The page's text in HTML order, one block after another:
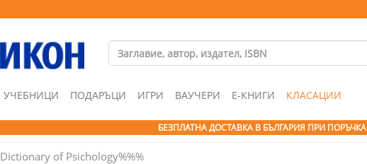
УЧЕБНИЦИ ПОДАРЪЦИ ИГРИ ВАУЧЕРИ Е-КНИГИ КЛАСАЦИИ
БЕЗПЛАТНА ДОСТАВКА В БЪЛГАРИЯ ПРИ ПОРЪЧКА
Dictionary of Psichology%%%